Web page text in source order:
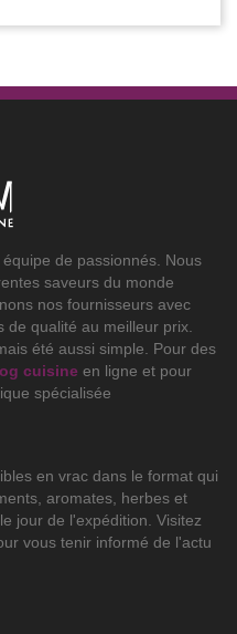
de passionnés. Nous
saveurs du monde
nos fournisseurs avec
de qualité au meilleur prix.
été aussi simple. Pour des
cuisine en ligne et pour
spécialisée
en vrac dans le format qui
aromates, herbes et
jour de l'expédition. Visitez
vous tenir informé de l'actu